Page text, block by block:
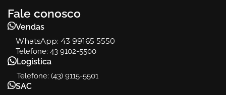
Fale conosco
Vendas
WhatsApp: 43 99165 5550
Telefone: 43 9102-5500
Logística
Telefone: (43) 9115-5501
SAC